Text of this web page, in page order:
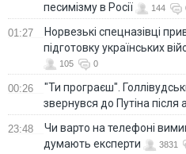
песимізму в Росії
144
01:27
Норвезькі спецназівці
підготовку українських
105 0
00:26
"Ти програєш".
звернувся до Путіна після
23:48
Чи варто на телефонi
думають експерти
3831